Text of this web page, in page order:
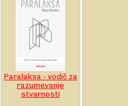
Paralaksa - vodič za
razumevanje
stvarnosti